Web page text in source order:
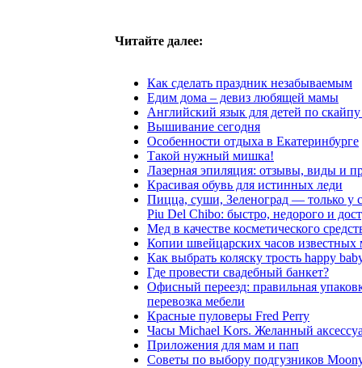
Читайте далее:
Как сделать праздник незабываемым
Едим дома – девиз любящей мамы
Английский язык для детей по
Вышивание сегодня
Особенности отдыха в Екатеринбурге
Такой нужный мишка!
Лазерная эпиляция: отзывы, виды и
Красивая обувь для истинных леди
Пицца, суши, Зеленоград — только у
Piu Del Chibo: быстро, недорого и
Мед в качестве косметического
Копии швейцарских часов известных
Как выбрать коляску трость happy
Где провести свадебный банкет?
Офисный переезд: правильная
перевозка мебели
Красные пуловеры Fred Perry
Часы Michael Kors. Желанный
Приложения для мам и пап
Советы по выбору подгузников